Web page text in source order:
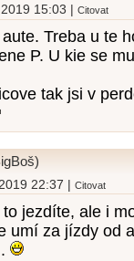
15:03 |Citovat
Treba u te
P. U kie se
tak jsi v
22:37 |Citovat
jezdíte, ale i
umí za jízdy od